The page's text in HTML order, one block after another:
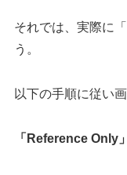
それでは、実際に
う。
以下の手順に従い
「Reference Only